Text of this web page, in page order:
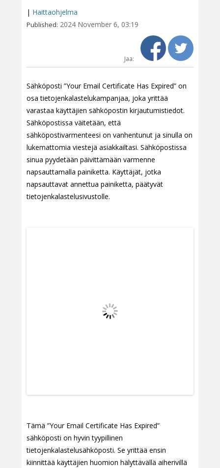
| Haittaohjelma
Published: 2024 November 6, 03:19
Jaa:
Sähköposti ”Your Email Certificate Has Expired” on
osa tietojenkalastelukampanjaa, joka yrittää
varastaa käyttäjien sähköpostin kirjautumistiedot.
Sähköpostissa väitetään, että
sähköpostivarmenteesi on vanhentunut ja sinulla on
lukemattomia viestejä asiakkailtasi. Sähköpostissa
sinua pyydetään päivittämään varmenne
napsauttamalla painiketta. Käyttäjät, jotka
napsauttavat annettua painiketta, päätyvät
tietojenkalastelusivustolle.
Tämä ”Your Email Certificate Has Expired”
sähköposti on hyvin tyypillinen
tietojenkalastelusähköposti. Se yrittää ensin
kiinnittää käyttäjien huomion hälyttävällä aiherivillä